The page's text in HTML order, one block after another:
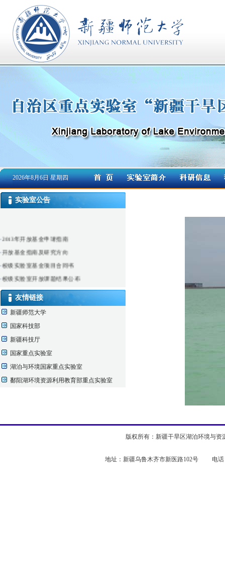
2026年8月6日 星期四
实验室公告
· 2013年开放基金申请指南
· 开放基金指南及研究方向
·校级实验室基金项目合同书
· 校级实验室开放课题结果公布
·仪器实验室借用申请表
友情链接
新疆师范大学
国家科技部
新疆科技厅
国家重点实验室
湖泊与环境国家重点实验室
鄱阳湖环境资源利用教育部重点实验室
版权所有：新疆干旱区湖泊环境与资
地址：新疆乌鲁木齐市新医路102号 电